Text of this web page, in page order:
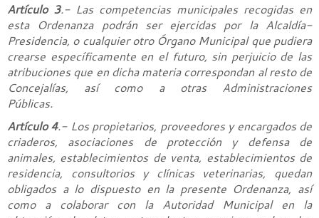
Artículo 3.- Las competencias municipales recogidas en
esta Ordenanza podrán ser ejercidas por la Alcaldía-
Presidencia, o cualquier otro Órgano Municipal que pudiera
crearse específicamente en el futuro, sin perjuicio de las
atribuciones que en dicha materia correspondan al resto de
Concejalías, así como a otras Administraciones
Públicas.
Artículo 4.- Los propietarios, proveedores y encargados de
criaderos, asociaciones de protección y defensa de
animales, establecimientos de venta, establecimientos de
residencia, consultorios y clínicas veterinarias, quedan
obligados a lo dispuesto en la presente Ordenanza, así
como a colaborar con la Autoridad Municipal en la